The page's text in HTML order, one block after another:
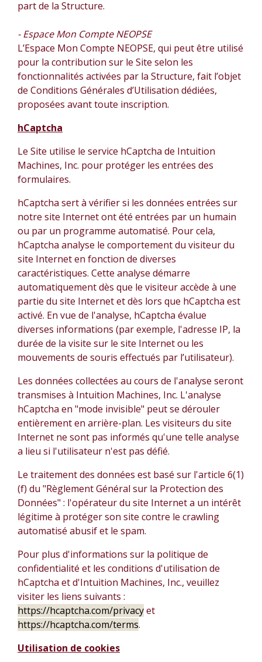
part de la Structure.
- Espace Mon Compte NEOPSE
L’Espace Mon Compte NEOPSE, qui peut être utilisé
pour la contribution sur le Site selon les
fonctionnalités activées par la Structure, fait l’objet
de Conditions Générales d’Utilisation dédiées,
proposées avant toute inscription.
hCaptcha
Le Site utilise le service hCaptcha de Intuition
Machines, Inc. pour protéger les entrées des
formulaires.
hCaptcha sert à vérifier si les données entrées sur
notre site Internet ont été entrées par un humain
ou par un programme automatisé. Pour cela,
hCaptcha analyse le comportement du visiteur du
site Internet en fonction de diverses
caractéristiques. Cette analyse démarre
automatiquement dès que le visiteur accède à une
partie du site Internet et dès lors que hCaptcha est
activé. En vue de l'analyse, hCaptcha évalue
diverses informations (par exemple, l'adresse IP, la
durée de la visite sur le site Internet ou les
mouvements de souris effectués par l’utilisateur).
Les données collectées au cours de l'analyse seront
transmises à Intuition Machines, Inc. L'analyse
hCaptcha en "mode invisible" peut se dérouler
entièrement en arrière-plan. Les visiteurs du site
Internet ne sont pas informés qu'une telle analyse
a lieu si l'utilisateur n'est pas défié.
Le traitement des données est basé sur l'article 6(1)
(f) du "Règlement Général sur la Protection des
Données" : l'opérateur du site Internet a un intérêt
légitime à protéger son site contre le crawling
automatisé abusif et le spam.
Pour plus d'informations sur la politique de
confidentialité et les conditions d'utilisation de
hCaptcha et d'Intuition Machines, Inc., veuillez
visiter les liens suivants :
https://hcaptcha.com/privacyet
https://hcaptcha.com/terms.
Utilisation de cookies